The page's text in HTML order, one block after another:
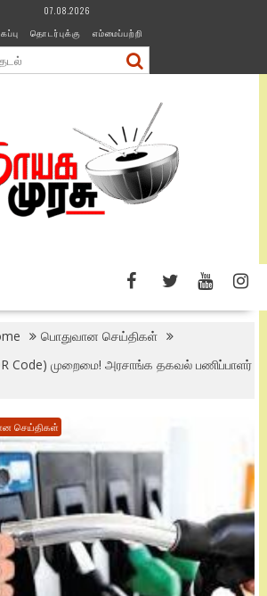
07.08.2026
தொடர்புக்கு எம்மைப்பற்றி
பொதுவான செய்திகள்
Code) முறைமை! அரசாங்க தகவல் பணிப்பாளர்
செய்திகள்